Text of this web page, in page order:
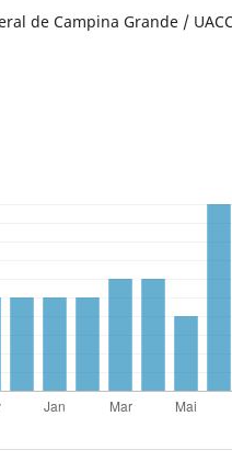
de Campina Grande /